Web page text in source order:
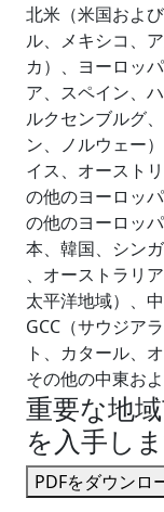
北米（米国およ
ル、メキシコ、
カ）、ヨーロッ
ア、スペイン、
ルクセンブルグ
ン、ノルウェー
イス、オースト
の他のヨーロッ
の他のヨーロッ
本、韓国、シン
、オーストラリ
太平洋地域）、
GCC（サウジア
ト、カタール、
その他の中東お
重要な地
を入手しま
PDFをダウンロ